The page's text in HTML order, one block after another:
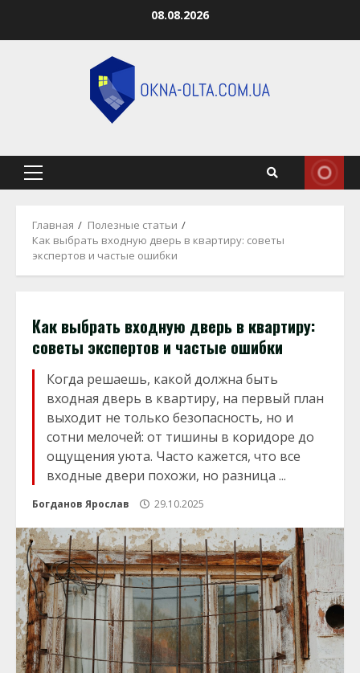
08.08.2026
Основное
Главная
Полезные статьи
Как выбрать входную дверь в квартиру: советы
экспертов и частые ошибки
Как выбрать входную дверь в квартиру:
советы экспертов и частые ошибки
Когда решаешь, какой должна быть
входная дверь в квартиру, на первый план
выходит не только безопасность, но и
сотни мелочей: от тишины в коридоре до
ощущения уюта. Часто кажется, что все
входные двери похожи, но разница ...
Богданов Ярослав 29.10.2025